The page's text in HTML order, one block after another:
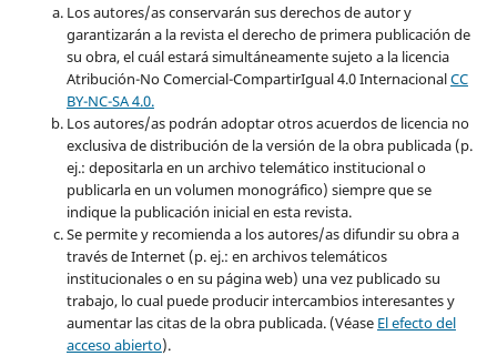
Los autores/as conservarán sus derechos de autor y
garantizarán a la revista el derecho de primera publicación de
su obra, el cuál estará simultáneamente sujeto a la licencia
Atribución-No Comercial-CompartirIgual 4.0 InternacionalCC
BY-NC-SA 4.0.
Los autores/as podrán adoptar otros acuerdos de licencia no
exclusiva de distribución de la versión de la obra publicada (p.
ej.: depositarla en un archivo telemático institucional o
publicarla en un volumen monográfico) siempre que se
indique la publicación inicial en esta revista.
Se permite y recomienda a los autores/as difundir su obra a
través de Internet (p. ej.: en archivos telemáticos
institucionales o en su página web) una vez publicado su
trabajo, lo cual puede producir intercambios interesantes y
aumentar las citas de la obra publicada. (Véase El efecto del
acceso abierto).